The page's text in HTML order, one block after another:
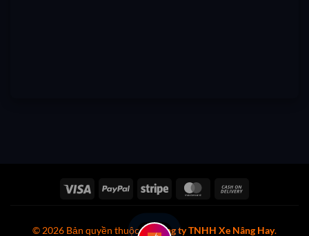
Visa PayPal Stripe MasterCard
© 2026 Bản quyền thuộc vềCông ty TNHH Xe Nâng Hay.